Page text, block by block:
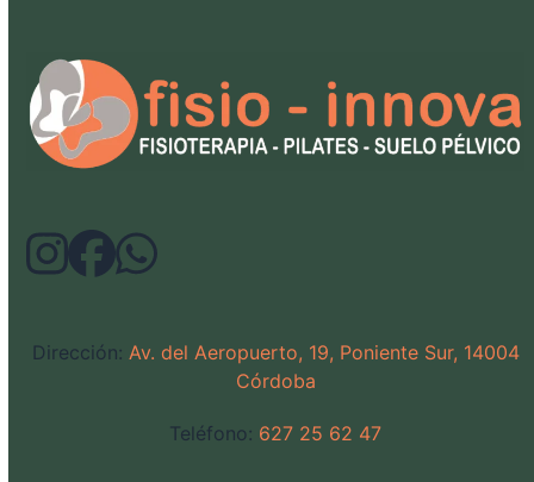
Dirección: Av. del Aeropuerto, 19, Poniente Sur, 14004
Córdoba
Teléfono: 627 25 62 47